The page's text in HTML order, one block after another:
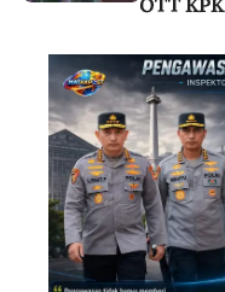
OTT KPK